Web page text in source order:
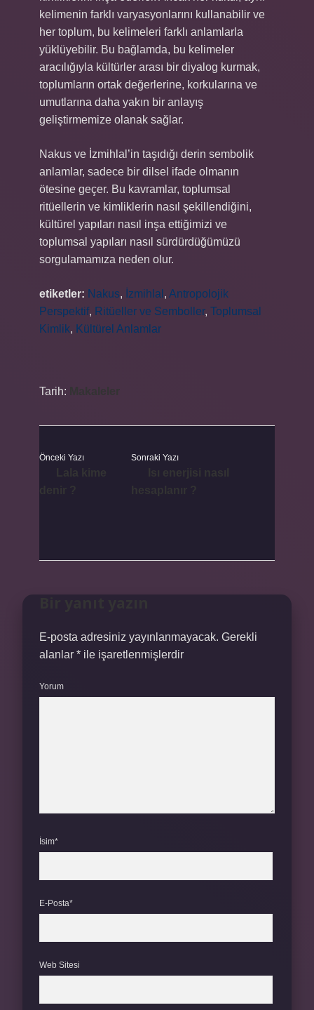
kelimenin farklı varyasyonlarını kullanabilir ve
her toplum, bu kelimeleri farklı anlamlarla
yüklüyebilir. Bu bağlamda, bu kelimeler
aracılığıyla kültürler arası bir diyalog kurmak,
toplumların ortak değerlerine, korkularına ve
umutlarına daha yakın bir anlayış
geliştirmemize olanak sağlar.
Nakus ve İzmihlal’in taşıdığı derin sembolik
anlamlar, sadece bir dilsel ifade olmanın
ötesine geçer. Bu kavramlar, toplumsal
ritüellerin ve kimliklerin nasıl şekillendiğini,
kültürel yapıları nasıl inşa ettiğimizi ve
toplumsal yapıları nasıl sürdürdüğümüzü
sorgulamamıza neden olur.
etiketler: Nakus, İzmihlal , Antropolojik
Perspektif, Ritüeller ve Semboller, Toplumsal
Kimlik, Kültürel Anlamlar
Tarih:
Önceki Yazı Sonraki Yazı
E-posta adresiniz yayınlanmayacak. Gerekli
alanlar * ile işaretlenmişlerdir
Yorum
İsim*
E-Posta*
Web Sitesi